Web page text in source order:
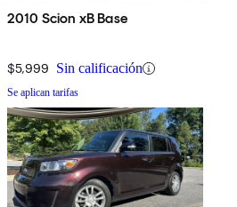
2010 Scion xB Base
$5,999 Sin calificación
Se aplican tarifas